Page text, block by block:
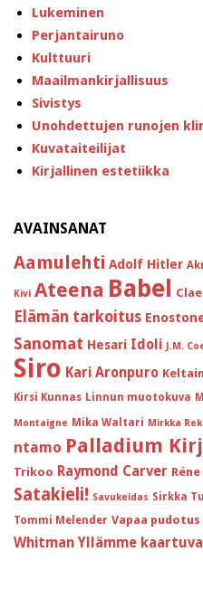
Lukeminen
Perjantairuno
Kulttuuri
Maailmankirjallisuus
Sivistys
Unohdettujen runojen
Kuvataiteilijat
Kirjallinen estetiikka
AVAINSANAT
Aamulehti Adolf Hitler
Kivi Ateena Babel
Elämän tarkoitus
Sanomat Hesari Idoli J.M.
Siro Kari Aronpuro
Kirsi Kunnas Linnun muotokuva
Montaigne Mika Waltari Mirkka
ntamo Palladium
Trikoo Raymond Carver
Satakieli! Savukeidas Sirkka
Tommi Melender Vapaa pudotus
Whitman Yllämme